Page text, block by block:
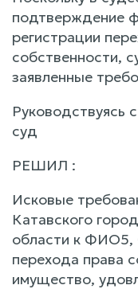
подтверждение
регистрации
собственности,
заявленные
Руководствуясь
суд
РЕШИЛ :
Исковые
Катавского
области к
перехода права
имущество,